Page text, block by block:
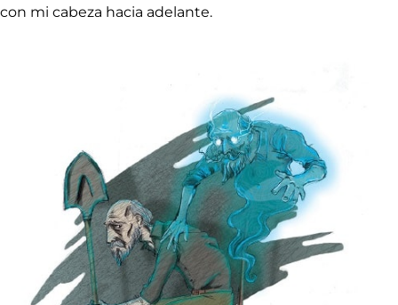
con mi cabeza hacia adelante.